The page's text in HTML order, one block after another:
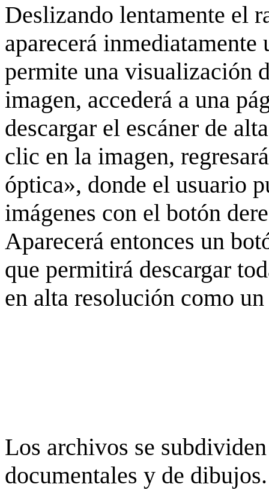
Deslizando lentamente el
aparecerá
permite una visualización
imagen, accederá a una
descargar el escáner de
clic en la imagen,
óptica», donde el usuario
imágenes con el botón
Aparecerá entonces un
que permitirá descargar
en alta resolución como
Los archivos se
documentales y de dibujos.